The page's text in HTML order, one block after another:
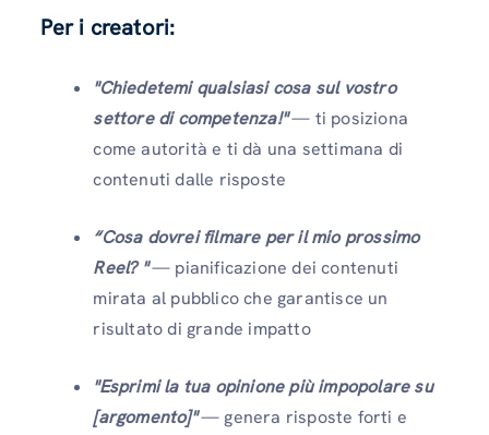
Per i creatori:
"Chiedetemi qualsiasi cosa sul vostro
settore di competenza!"— ti posiziona
come autorità e ti dà una settimana di
contenuti dalle risposte
“Cosa dovrei filmare per il mio prossimo
Reel? "— pianificazione dei contenuti
mirata al pubblico che garantisce un
risultato di grande impatto
"Esprimi la tua opinione più impopolare su
[argomento]" — genera risposte forti e